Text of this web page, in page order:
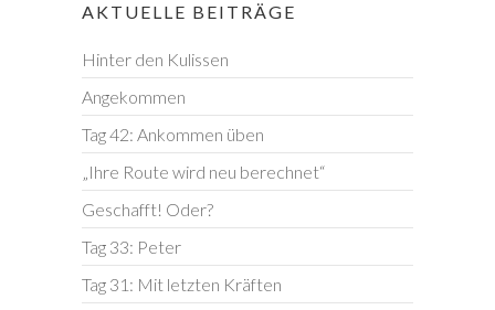
AKTUELLE BEITRÄGE
Hinter den Kulissen
Angekommen
Tag 42: Ankommen üben
„Ihre Route wird neu berechnet“
Geschafft! Oder?
Tag 33: Peter
Tag 31: Mit letzten Kräften